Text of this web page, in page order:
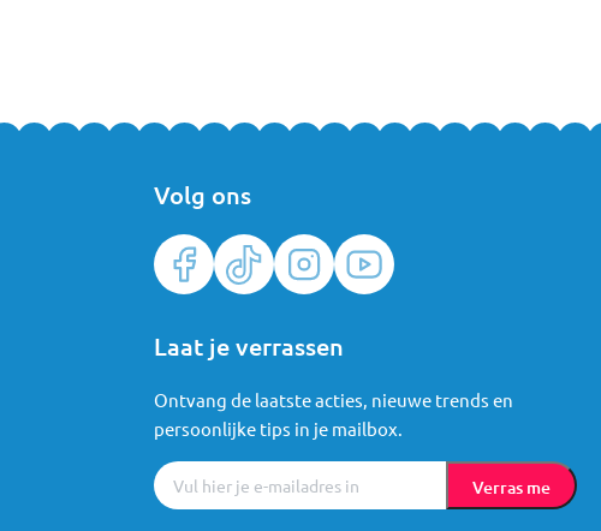
Volg ons
Laat je verrassen
Ontvang de laatste acties, nieuwe trends en
persoonlijke tips in je mailbox.
Verras me